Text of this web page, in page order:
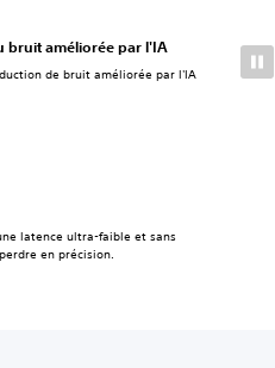
bruit améliorée par l'IA
de bruit améliorée par l'IA
latence ultra-faible et sans
en précision.